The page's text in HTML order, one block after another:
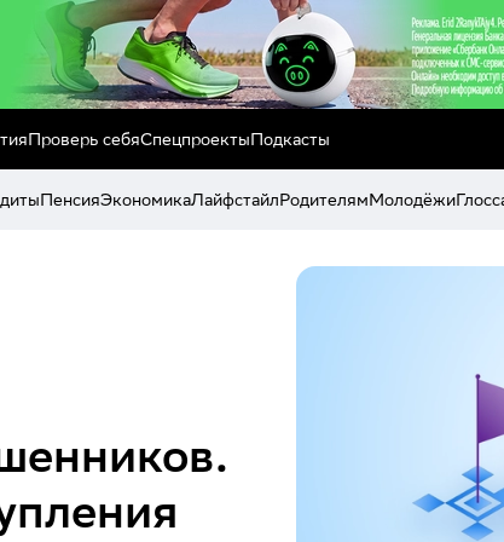
Проверь себяСпецпроектыПодкасты
ПенсияЭкономикаЛайфстайлРодителямМолодёжи